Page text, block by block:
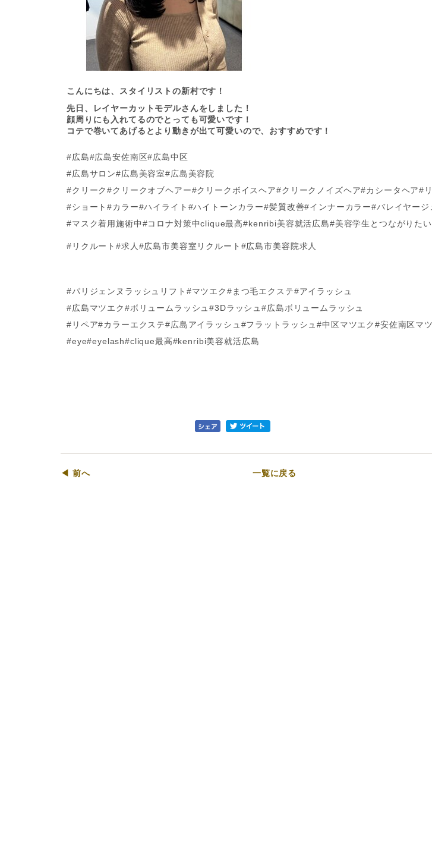
こんにちは、スタイリストの新村です！
先日、レイヤーカットモデルさんをしました！
顔周りにも入れてるのでとっても可愛いです！
コテで巻いてあげるとより動きが出て可愛いので、おすすめです！
#広島#広島安佐南区#広島中区
#広島サロン#広島美容室#広島美容院
#クリーク#クリークオブヘアー#クリークボイスヘア#クリークノイズヘア#カシータヘア#
#ショート#カラー#ハイライト#ハイトーンカラー#髪質改善#インナーカラー#バレイヤージ
#マスク着用施術中#コロナ対策中clique最高#kenribi美容就活広島#美容学生とつながりたい
#リクルート#求人#広島市美容室リクルート#広島市美容院求人
#パリジェンヌラッシュリフト#マツエク#まつ毛エクステ#アイラッシュ
#広島マツエク#ボリュームラッシュ#3Dラッシュ#広島ボリュームラッシュ
#リペア#カラーエクステ#広島アイラッシュ#フラットラッシュ#中区マツエク#安佐南区マ
#eye#eyelash#clique最高#kenribi美容就活広島
◀ 前へ 一覧に戻る